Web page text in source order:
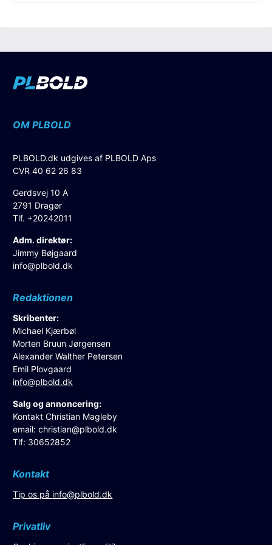
OM PLBOLD
PLBOLD.dk udgives af PLBOLD Aps
CVR 40 62 26 83
Gerdsvej 10 A
2791 Dragør
Tlf. +20242011
Adm. direktør:
Jimmy Bøjgaard
info@plbold.dk
Redaktionen
Skribenter:
Michael Kjærbøl
Morten Bruun Jørgensen
Alexander Walther Petersen
Emil Plovgaard
info@plbold.dk
Salg og annoncering:
Kontakt Christian Magleby
email:christian@plbold.dk
Tlf: 30652852
Kontakt
Tip os på info@plbold.dk
Privatliv